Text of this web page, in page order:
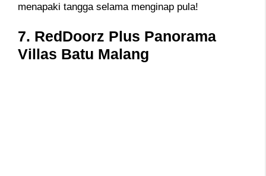
menapaki tangga selama menginap pula!
7. RedDoorz Plus Panorama
Villas Batu Malang